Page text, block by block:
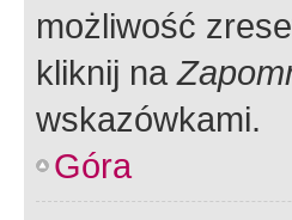
możliwość
kliknij na
wskazówkami.
Góra